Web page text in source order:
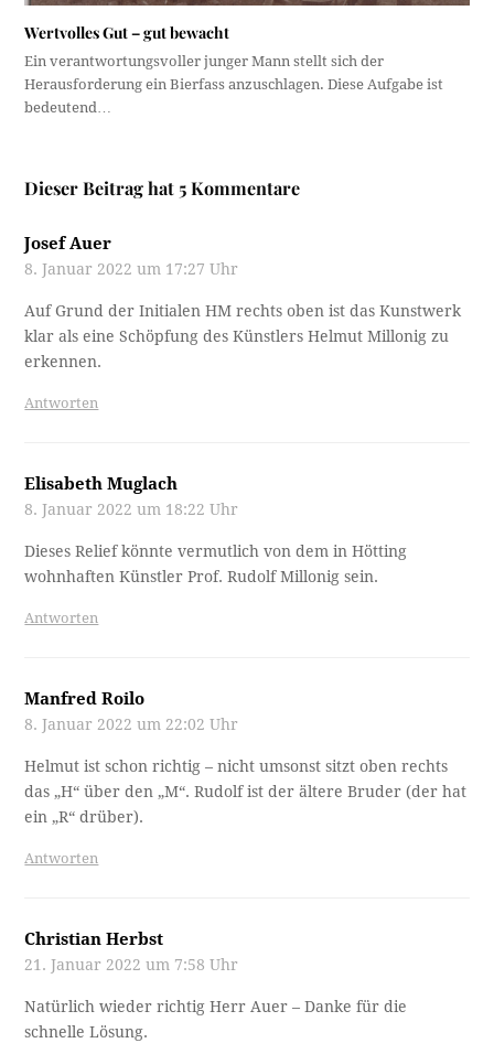
Wertvolles Gut – gut bewacht
Ein verantwortungsvoller junger Mann stellt sich der
Herausforderung ein Bierfass anzuschlagen. Diese Aufgabe ist
bedeutend…
Dieser Beitrag hat 5 Kommentare
Josef Auer
8. Januar 2022 um 17:27 Uhr
Auf Grund der Initialen HM rechts oben ist das Kunstwerk
klar als eine Schöpfung des Künstlers Helmut Millonig zu
erkennen.
Antworten
Elisabeth Muglach
8. Januar 2022 um 18:22 Uhr
Dieses Relief könnte vermutlich von dem in Hötting
wohnhaften Künstler Prof. Rudolf Millonig sein.
Antworten
Manfred Roilo
8. Januar 2022 um 22:02 Uhr
Helmut ist schon richtig – nicht umsonst sitzt oben rechts
das „H“ über den „M“. Rudolf ist der ältere Bruder (der hat
ein „R“ drüber).
Antworten
Christian Herbst
21. Januar 2022 um 7:58 Uhr
Natürlich wieder richtig Herr Auer – Danke für die
schnelle Lösung.